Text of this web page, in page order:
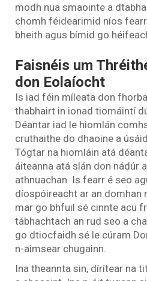
modh nua smaointe a
chomh féidearimid níos
bheith agus bímid go
Faisnéis um
don Eolaíocht
Is iad féin míleata don
thabhairt in ionad tiomáintí
Déantar iad le hiomlán
cruthaithe do dhaoine a
Tógtar na hiomláin atá
áiteanna atá slán don nádúr
athnuachan. Is fearr é seo
díospóireacht ar an domhan
mar go bhfuil sé cinnte acu
tábhachtach an rud seo a
go dtiocfaidh sé le cúram
n-aimsear chugainn.
Ina theannta sin, dírítear na